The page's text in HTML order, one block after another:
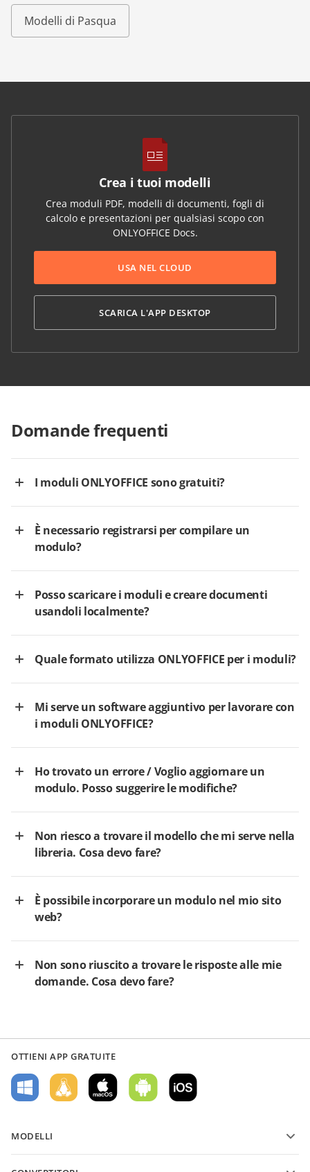
Modelli di Pasqua
Crea i tuoi modelli
Crea moduli PDF, modelli di documenti, fogli di
calcolo e presentazioni per qualsiasi scopo con
ONLYOFFICE Docs.
USA NEL CLOUD
SCARICA L'APP DESKTOP
Domande frequenti
I moduli ONLYOFFICE sono gratuiti?
È necessario registrarsi per compilare un
modulo?
Posso scaricare i moduli e creare documenti
usandoli localmente?
Quale formato utilizza ONLYOFFICE per i moduli?
Mi serve un software aggiuntivo per lavorare con
i moduli ONLYOFFICE?
Ho trovato un errore / Voglio aggiornare un
modulo. Posso suggerire le modifiche?
Non riesco a trovare il modello che mi serve nella
libreria. Cosa devo fare?
È possibile incorporare un modulo nel mio sito
web?
Non sono riuscito a trovare le risposte alle mie
domande. Cosa devo fare?
OTTIENI APP GRATUITE
MODELLI